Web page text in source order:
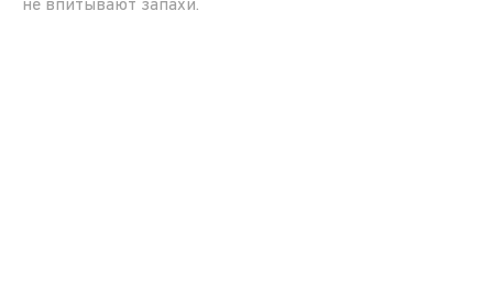
не впитывают запахи.